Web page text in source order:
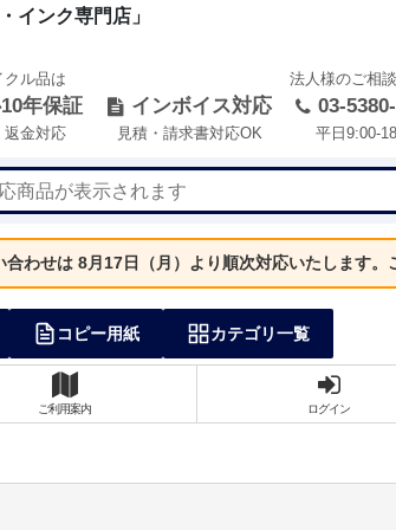
インク専門店」
クル品は
年保証
返金対応
インボイス対応
見積・請求書対応OK
法人様のご相
03-
平日9:00-
合わせは 8月17日（月）より順次対応いたします。
コピー用紙 カテゴリ一覧
ご利用案内 ログイン